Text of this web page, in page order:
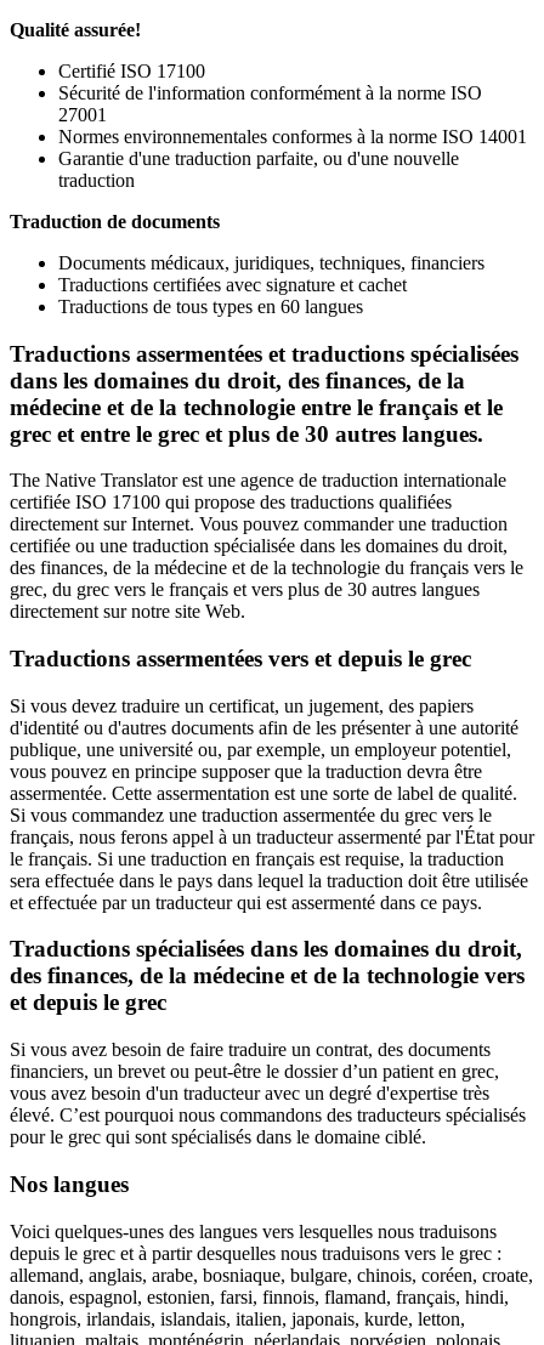
Qualité assurée!
Certifié ISO 17100
Sécurité de l'information conformément à la norme ISO
27001
Normes environnementales conformes à la norme ISO 14001
Garantie d'une traduction parfaite, ou d'une nouvelle
traduction
Traduction de documents
Documents médicaux, juridiques, techniques, financiers
Traductions certifiées avec signature et cachet
Traductions de tous types en 60 langues
Traductions assermentées et traductions spécialisées
dans les domaines du droit, des finances, de la
médecine et de la technologie entre le français et le
grec et entre le grec et plus de 30 autres langues.
The Native Translator est une agence de traduction internationale
certifiée ISO 17100 qui propose des traductions qualifiées
directement sur Internet. Vous pouvez commander une traduction
certifiée ou une traduction spécialisée dans les domaines du droit,
des finances, de la médecine et de la technologie du français vers le
grec, du grec vers le français et vers plus de 30 autres langues
directement sur notre site Web.
Traductions assermentées vers et depuis le grec
Si vous devez traduire un certificat, un jugement, des papiers
d'identité ou d'autres documents afin de les présenter à une autorité
publique, une université ou, par exemple, un employeur potentiel,
vous pouvez en principe supposer que la traduction devra être
assermentée. Cette assermentation est une sorte de label de qualité.
Si vous commandez une traduction assermentée du grec vers le
français, nous ferons appel à un traducteur assermenté par l'État pour
le français. Si une traduction en français est requise, la traduction
sera effectuée dans le pays dans lequel la traduction doit être utilisée
et effectuée par un traducteur qui est assermenté dans ce pays.
Traductions spécialisées dans les domaines du droit,
des finances, de la médecine et de la technologie vers
et depuis le grec
Si vous avez besoin de faire traduire un contrat, des documents
financiers, un brevet ou peut-être le dossier d’un patient en grec,
vous avez besoin d'un traducteur avec un degré d'expertise très
élevé. C’est pourquoi nous commandons des traducteurs spécialisés
pour le grec qui sont spécialisés dans le domaine ciblé.
Nos langues
Voici quelques-unes des langues vers lesquelles nous traduisons
depuis le grec et à partir desquelles nous traduisons vers le grec :
allemand, anglais, arabe, bosniaque, bulgare, chinois, coréen, croate,
danois, espagnol, estonien, farsi, finnois, flamand, français, hindi,
hongrois, irlandais, islandais, italien, japonais, kurde, letton,
lituanien, maltais, monténégrin, néerlandais, norvégien, polonais,